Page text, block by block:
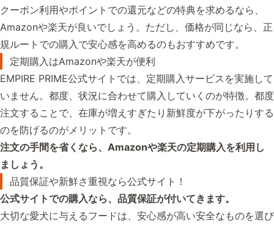
クーポン利用やポイントでの還元などの特典を求めるなら、
Amazonや楽天が良いでしょう。ただし、価格が同じなら、正
規ルートでの購入で安心感を高めるのもおすすめです。
定期購入はAmazonや楽天が便利
EMPIRE PRIME公式サイトでは、定期購入サービスを実施して
いません。都度、状況に合わせて購入していくのが特徴。都度
注文することで、在庫が増えすぎたり新鮮度が下がったりする
のを防げるのがメリットです。
注文の手間を省くなら、Amazonや楽天の定期購入を利用し
ましょう。
品質保証や新鮮さ重視なら公式サイト！
公式サイトでの購入なら、品質保証が付いてきます。
大切な愛犬に与えるフードは、安心感が高い安全なものを選び